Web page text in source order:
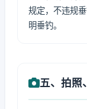
规定，不违规
明垂钓。
五、拍照